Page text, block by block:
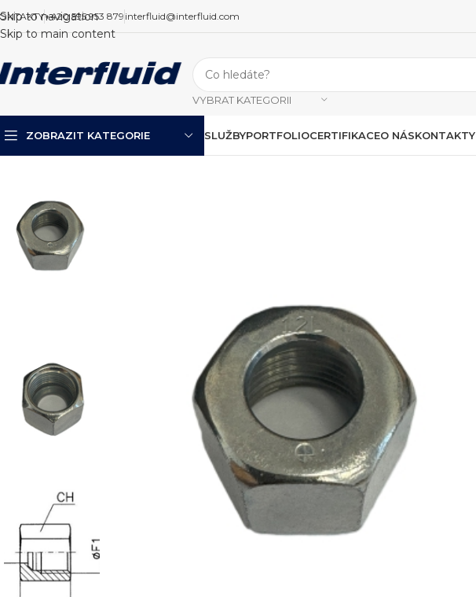
Skip to navigation
Skip to main content
+420 595 953 879 interfluid@interfluid.com
VYBRAT KATEGORII
ZOBRAZIT KATEGORIE SLUŽBYPORTFOLIOCERTIFIKACEO NÁSKONTAKTY